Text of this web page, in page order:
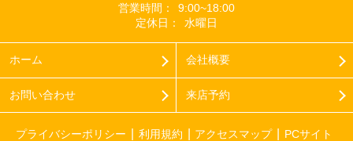
営業時間：
9:00~18:00
定休日：
水曜日
ホーム 会社概要
お問い合わせ 来店予約
プライバシーポリシー 利用規約 アクセスマップ
PCサイト